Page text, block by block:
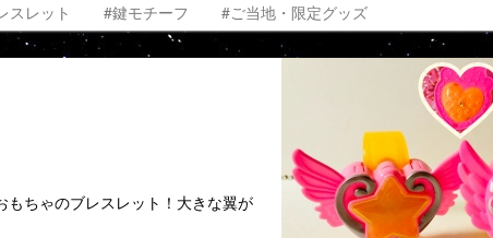
スレット #鍵モチーフ #ご当地・限定グッズ
ちゃのブレスレット！大きな翼が